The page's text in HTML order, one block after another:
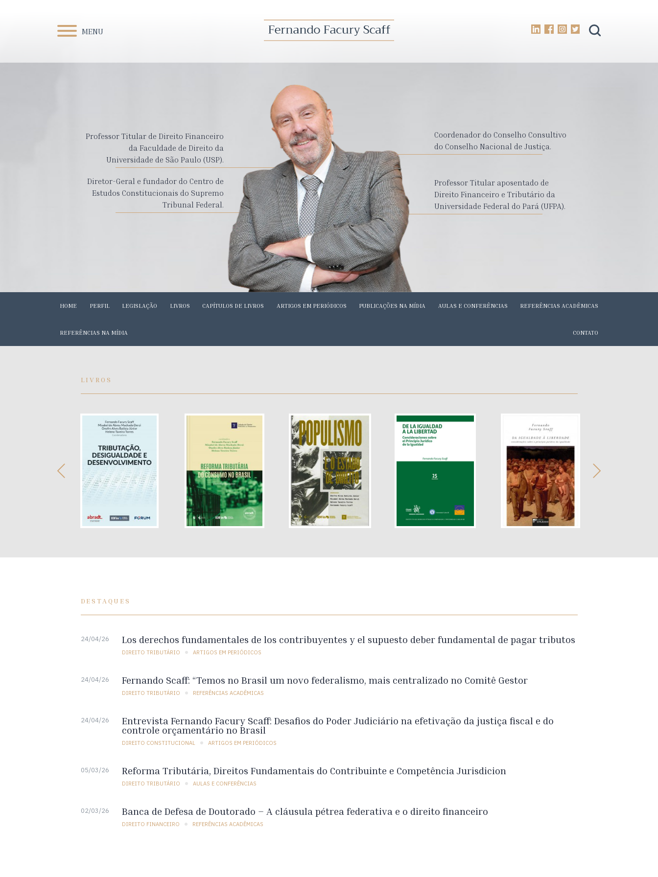
MENU
Professor Titular de Direito Financeiro
da Faculdade de Direito da
Universidade de São Paulo (USP).
Diretor-Geral e fundador do Centro de
Estudos Constitucionais do Supremo
Tribunal Federal.
Coordenador do Conselho Consultivo
do Conselho Nacional de Justiça.
Professor Titular aposentado de
Direito Financeiro e Tributário da
Universidade Federal do Pará (UFPA).
HOME PERFIL LEGISLAÇÃO LIVROS CAPÍTULOS DE LIVROS ARTIGOS EM PERIÓDICOS PUBLICAÇÕES NA MÍDIA AULAS E CONFERÊNCIAS REFERÊNCIAS ACADÊMICAS
REFERÊNCIAS NA MÍDIA CONTATO
LIVROS
DESTAQUES
24/04/26 Los derechos fundamentales de los contribuyentes y el supuesto deber fundamental de pagar tributos
DIREITO TRIBUTÁRIO ARTIGOS EM PERIÓDICOS
24/04/26 Fernando Scaff: “Temos no Brasil um novo federalismo, mais centralizado no Comitê Gestor
DIREITO TRIBUTÁRIO REFERÊNCIAS ACADÊMICAS
24/04/26 Entrevista Fernando Facury Scaff: Desafios do Poder Judiciário na efetivação da justiça fiscal e do
controle orçamentário no Brasil
DIREITO CONSTITUCIONAL ARTIGOS EM PERIÓDICOS
05/03/26 Reforma Tributária, Direitos Fundamentais do Contribuinte e Competência Jurisdicion
DIREITO TRIBUTÁRIO AULAS E CONFERÊNCIAS
02/03/26 Banca de Defesa de Doutorado – A cláusula pétrea federativa e o direito financeiro
DIREITO FINANCEIRO REFERÊNCIAS ACADÊMICAS